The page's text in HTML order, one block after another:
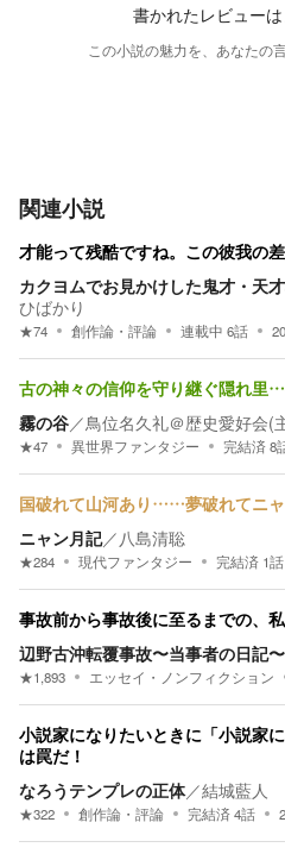
書かれたレビュー
この小説の魅力を、あなたの
関連小説
才能って残酷ですね。この彼我の差
カクヨムでお見かけした鬼才・天
ひばかり
★74 創作論・評論 連載中 6話
古の神々の信仰を守り継ぐ隠れ里
霧の谷／鳥位名久礼＠歴史愛好会(
★47 異世界ファンタジー 完結済8
国破れて山河あり……夢破れてニ
ニャン月記／ 八島清聡
★284 現代ファンタジー 完結済 1話
事故前から事故後に至るまでの、
辺野古沖転覆事故〜当事者の日記〜
★1,893 エッセイ・ノンフィクション
小説家になりたいときに「小説家
は罠だ！
なろうテンプレの正体／結城藍人
★322 創作論・評論 完結済4話